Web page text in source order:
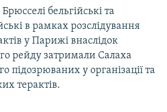
бельгійські та
в рамках розслідування
у Парижі внаслідок
рейду затримали Салаха
підозрюваних у організації та
терактів.